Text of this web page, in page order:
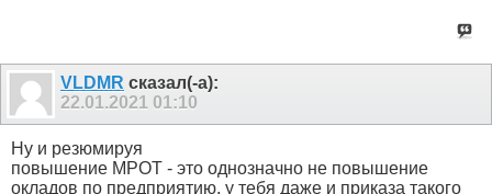
VLDMR сказал(-а):
22.01.2021 01:10
Ну и резюмируя
повышение МРОТ - это однозначно не повышение
окладов по предприятию, у тебя даже и приказа такого